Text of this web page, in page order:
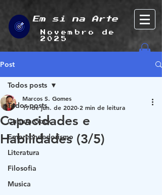
Em si na Arte
Novembro de
2025
Post
Todos posts
Cultura Geek
Empreendedorismo
Literatura
Filosofia
Musica
Todos posts
Capacidades e
Habilidades (3/5)
Marcos S. Gomes
17 de jun. de 2020 2 min de leitura